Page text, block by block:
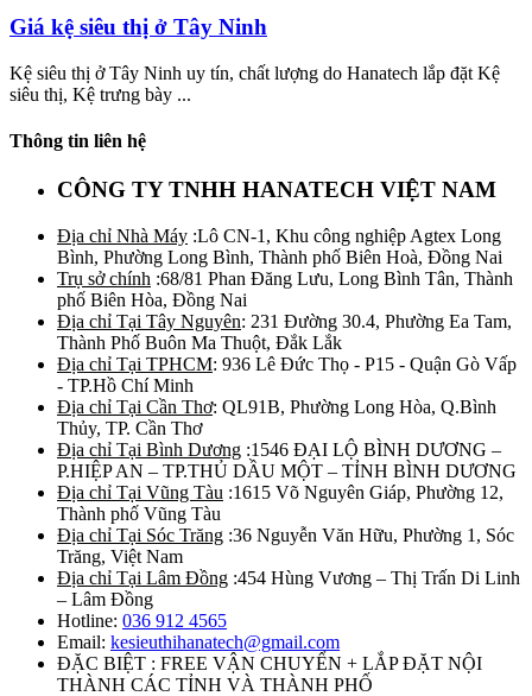
Giá kệ siêu thị ở Tây Ninh
Kệ siêu thị ở Tây Ninh uy tín, chất lượng do Hanatech lắp đặt Kệ
siêu thị, Kệ trưng bày ...
Thông tin liên hệ
CÔNG TY TNHH HANATECH VIỆT NAM
Địa chỉ Nhà Máy :Lô CN-1, Khu công nghiệp Agtex Long
Bình, Phường Long Bình, Thành phố Biên Hoà, Đồng Nai
Trụ sở chính :68/81 Phan Đăng Lưu, Long Bình Tân, Thành
phố Biên Hòa, Đồng Nai
Địa chỉ Tại Tây Nguyên: 231 Đường 30.4, Phường Ea Tam,
Thành Phố Buôn Ma Thuột, Đắk Lắk
Địa chỉ Tại TPHCM: 936 Lê Đức Thọ - P15 - Quận Gò Vấp
- TP.Hồ Chí Minh
Địa chỉ Tại Cần Thơ: QL91B, Phường Long Hòa, Q.Bình
Thủy, TP. Cần Thơ
Địa chỉ Tại Bình Dương :1546 ĐẠI LỘ BÌNH DƯƠNG –
P.HIỆP AN – TP.THỦ DẦU MỘT – TỈNH BÌNH DƯƠNG
Địa chỉ Tại Vũng Tàu :1615 Võ Nguyên Giáp, Phường 12,
Thành phố Vũng Tàu
Địa chỉ Tại Sóc Trăng :36 Nguyễn Văn Hữu, Phường 1, Sóc
Trăng, Việt Nam
Địa chỉ Tại Lâm Đồng :454 Hùng Vương – Thị Trấn Di Linh
– Lâm Đồng
Hotline: 036 912 4565
Email: kesieuthihanatech@gmail.com
ĐẶC BIỆT : FREE VẬN CHUYỂN + LẮP ĐẶT NỘI
THÀNH CÁC TỈNH VÀ THÀNH PHỐ